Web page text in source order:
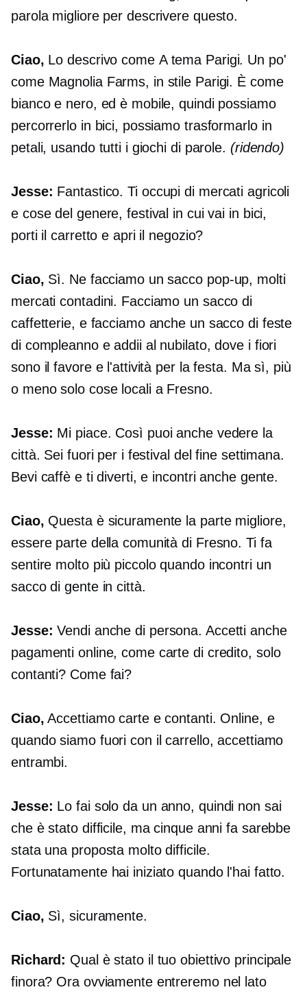
parola migliore per descrivere questo.
Ciao, Lo descrivo come A tema Parigi. Un po'
come Magnolia Farms, in stile Parigi. È come
bianco e nero, ed è mobile, quindi possiamo
percorrerlo in bici, possiamo trasformarlo in
petali, usando tutti i giochi di parole. (ridendo)
Jesse: Fantastico. Ti occupi di mercati agricoli
e cose del genere, festival in cui vai in bici,
porti il ​​carretto e apri il negozio?
Ciao, Sì. Ne facciamo un sacco pop-up, molti
mercati contadini. Facciamo un sacco di
caffetterie, e facciamo anche un sacco di feste
di compleanno e addii al nubilato, dove i fiori
sono il favore e l'attività per la festa. Ma sì, più
o meno solo cose locali a Fresno.
Jesse: Mi piace. Così puoi anche vedere la
città. Sei fuori per i festival del fine settimana.
Bevi caffè e ti diverti, e incontri anche gente.
Ciao, Questa è sicuramente la parte migliore,
essere parte della comunità di Fresno. Ti fa
sentire molto più piccolo quando incontri un
sacco di gente in città.
Jesse: Vendi anche di persona. Accetti anche
pagamenti online, come carte di credito, solo
contanti? Come fai?
Ciao, Accettiamo carte e contanti. Online, e
quando siamo fuori con il carrello, accettiamo
entrambi.
Jesse: Lo fai solo da un anno, quindi non sai
che è stato difficile, ma cinque anni fa sarebbe
stata una proposta molto difficile.
Fortunatamente hai iniziato quando l'hai fatto.
Ciao, Sì, sicuramente.
Richard: Qual è stato il tuo obiettivo principale
finora? Ora ovviamente entreremo nel lato